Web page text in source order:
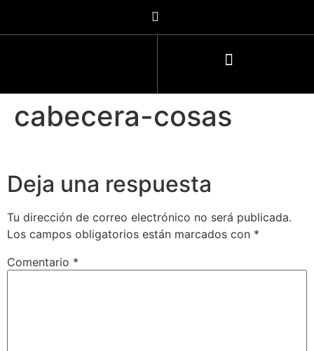
cabecera-cosas
Deja una respuesta
Tu dirección de correo electrónico no será publicada.
Los campos obligatorios están marcados con *
Comentario *